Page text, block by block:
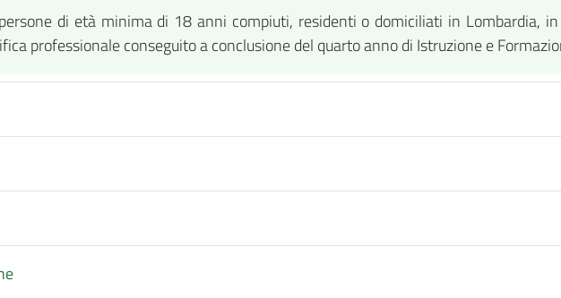
di età minima di 18 anni compiuti, residenti o domiciliati in Lombardia,
professionale conseguito a conclusione del quarto anno di Istruzione e